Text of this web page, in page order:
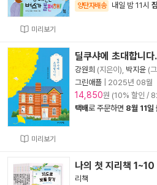
미리보기
양탄자배송 내일 밤 11시
미리보기
딜쿠샤에 초대합니다.
강원희 (지은이), 박지윤 (
그린애플
2025년 08월
14,850원 (10% 할인 /
택배로 주문하면 8월 11일
나의 첫 지리책
리책